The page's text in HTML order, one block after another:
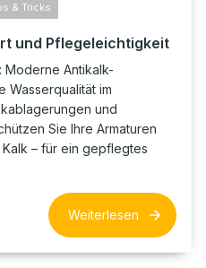
& Tricks
und Pflegeleichtigkeit
Moderne Antikalk-
Wasserqualität im
und
Sie Ihre Armaturen
– für ein gepflegtes
Weiterlesen